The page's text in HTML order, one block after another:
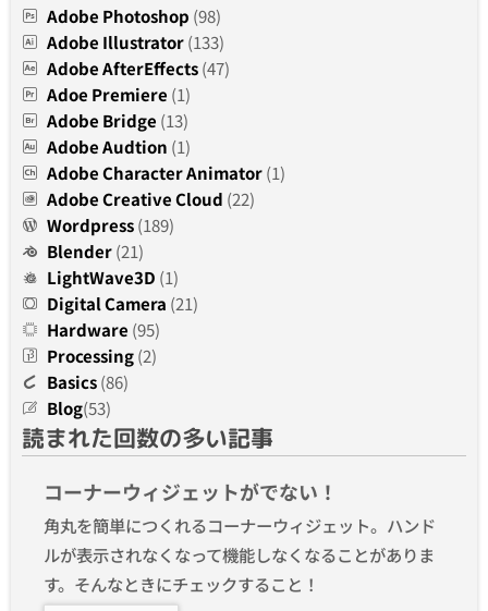
Adobe Photoshop (98)
Adobe Illustrator(133)
Adobe AfterEffects(47)
Adoe Premiere (1)
Adobe Bridge (13)
Adobe Audtion (1)
Adobe Character Animator(1)
Adobe Creative Cloud (22)
Wordpress(189)
Blender(21)
LightWave3D (1)
Digital Camera (21)
Hardware (95)
Processing(2)
Basics(86)
Blog(53)
読まれた回数の多い記事
コーナーウィジェットがでない！
角丸を簡単につくれるコーナーウィジェット。ハンド
ルが表示されなくなって機能しなくなることがありま
す。そんなときにチェックすること！